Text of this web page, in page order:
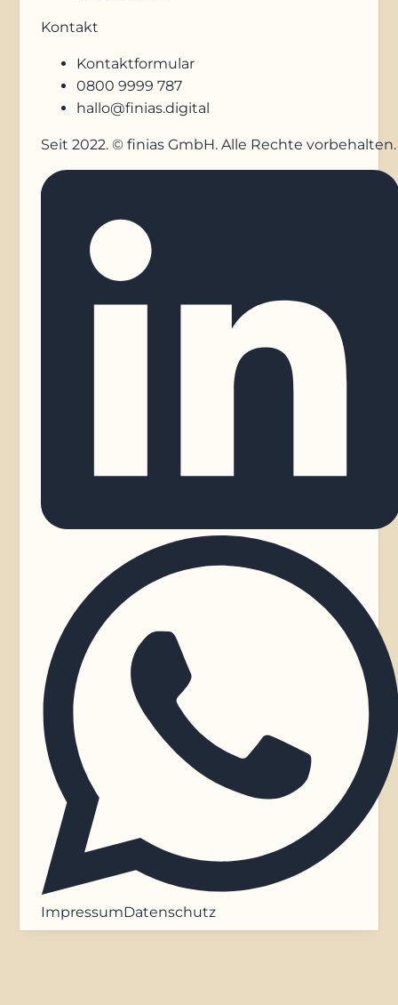
Kontakt
Kontaktformular
0800 9999 787
hallo@finias.digital
Seit 2022. © finias GmbH. Alle Rechte vorbehalten.
ImpressumDatenschutz